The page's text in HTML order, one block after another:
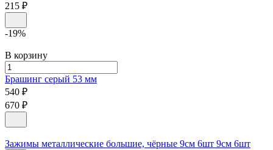
215 ₽
-19%
В корзину
Брашинг серый 53 мм
540 ₽
670 ₽
Зажимы металлические большие, чёрные 9см 6шт 9см 6шт